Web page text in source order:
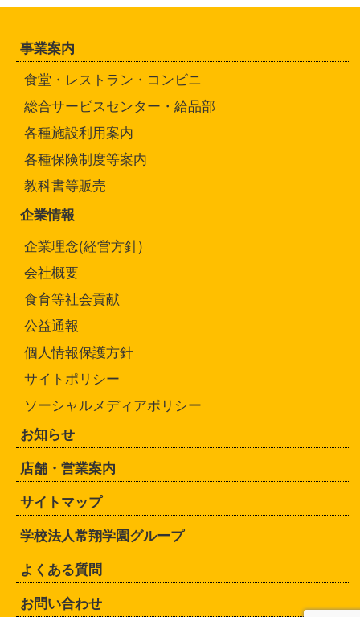
事業案内
食堂・レストラン・コンビニ
総合サービスセンター・給品部
各種施設利用案内
各種保険制度等案内
教科書等販売
企業情報
企業理念(経営方針)
会社概要
食育等社会貢献
公益通報
個人情報保護方針
サイトポリシー
ソーシャルメディアポリシー
お知らせ
店舗・営業案内
サイトマップ
学校法人常翔学園グループ
よくある質問
お問い合わせ